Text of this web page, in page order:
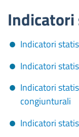
Indicatori
Indicatori
Indicatori
congiunturali
Indicatori